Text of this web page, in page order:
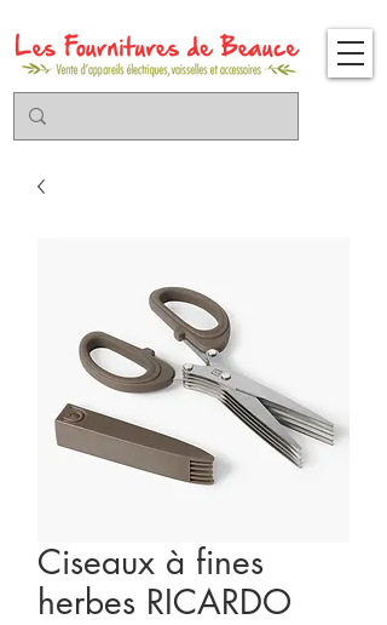
Ciseaux à fines
herbes RICARDO